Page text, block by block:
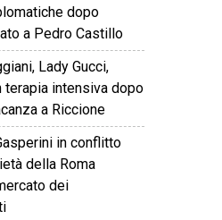
dopo
a Pedro Castillo
Lady Gucci,
terapia intensiva dopo
a Riccione
in conflitto
della Roma
dei